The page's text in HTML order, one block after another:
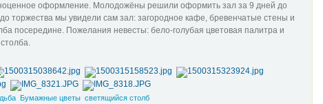
оформление. Молодожёны решили оформить зал за 9 дней до
торжества мы увидели сам зал: загородное кафе, бревенчатые стены и
посередине. Пожелания невесты: бело-голубая цветовая палитра и
Бумажные цветы светящийся столб